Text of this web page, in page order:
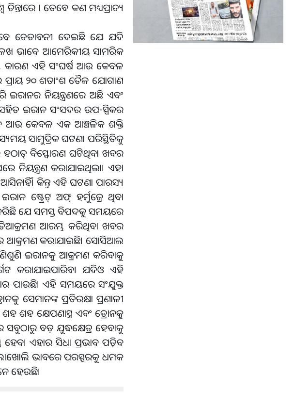
। ତେବେ କଣ ମଧ୍ୟପ୍ରାଚ୍ୟ
ଚେତାବନୀ ଦେଇଛି ଯେ ଯଦି
ଭାବେ ଆମେରିକୀୟ ସାମରିକ
କାରଣ ଏହି ସଂଘର୍ଷ ଆଉ କେବଳ
୨୦ ଶତାଂଶ ତୈଳ ଯୋଗାଣ
ଇରାନର ନିୟନ୍ତ୍ରଣରେ ଅଛି ଏବଂ
ଇରାନ ସଂସଦର ଉପ-ସ୍ପିକର
ଆଉ କେବଳ ଏକ ଆଞ୍ଚଳିକ ଶକ୍ତି
ସାମୁଦ୍ରିକ ଘଟଣା ପରିସ୍ଥିତିକୁ
ବିସ୍ଫୋରଣ ଘଟିଥିବା ଖବର
ନିୟନ୍ତ୍ରଣ କରାଯାଇଥିଲା। ଏହା
ଆସିନାହିଁ। କିନ୍ତୁ ଏହି ଘଟଣା ପାରସ୍ୟ
ଷ୍ଟ୍ରେଟ୍ ଅଫ୍ ହର୍ମୁଜ୍ରେ ଥିବା
କରିଛି ଯେ ସମସ୍ତ ବିପଦକୁ ସମୟରେ
ଆରମ୍ଭ କରିଥିବା ଖବର
ଆକ୍ରମଣ କରାଯାଇଛି। ସୋସିଆଲ
ଇରାନକୁ ଆକ୍ରମଣ କରିବାକୁ
କରାଯାଇପାରିବ। ଯଦିଓ ଏହି
ପାଉଛି। ଏହି ସମୟରେ ସଂଯୁକ୍ତ
ପ୍ରତିରକ୍ଷା ପ୍ରଣାଳୀ
ଶହ କ୍ଷେପଣାସ୍ତ୍ର ଏବଂ ଡ୍ରୋନକୁ
ବଡ଼ ଯୁଦ୍ଧକ୍ଷେତ୍ର ହେବାକୁ
ଏହାର ସିଧା ପ୍ରଭାବ ପଡ଼ିବ
ଭାବରେ ପରସ୍ପରକୁ ଧମକ
ହେଉଛି।